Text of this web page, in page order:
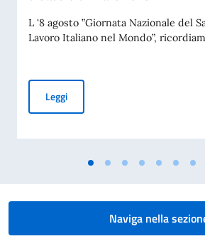
L '8 agosto ”Giornata Nazionale del
Lavoro Italiano nel Mondo”,
LeggiMessaggio del Vice Presidente
Naviga nella